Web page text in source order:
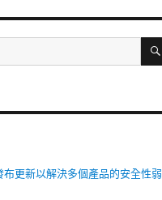
更新以解決多個產品的安全性弱